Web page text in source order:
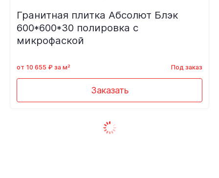
Гранитная плитка Абсолют Блэк
600*600*30 полировка с
микрофаской
от 10 655 ₽ за м² Под заказ
Заказать